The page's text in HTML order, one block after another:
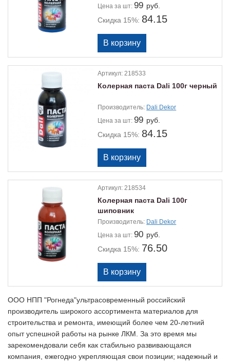
Цена за шт:99 руб.
Скидка 15%: 84.15
Артикул:218533
Колерная паста Dali 100г черный
Производитель: Dali Dekor
Цена за шт:99 руб.
Скидка 15%: 84.15
Артикул:218534
Колерная паста Dali 100г
шиповник
Производитель: Dali Dekor
Цена за шт:90 руб.
Скидка 15%: 76.50
ООО НПП "Рогнеда"ультрасовременный российский
производитель широкого ассортимента материалов для
строительства и ремонта, имеющий более чем 20-летний
опыт успешной работы на рынке ЛКМ. За это время мы
зарекомендовали себя как стабильно развивающаяся
компания, ежегодно укрепляющая свои позиции; надежный и